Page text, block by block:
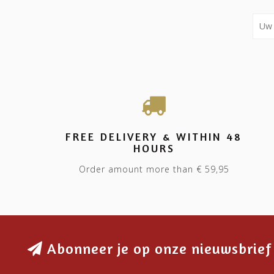
FREE DELIVERY & WITHIN 48
HOURS
Order amount more than € 59,95
Abonneer je op onze nieuwsbrief